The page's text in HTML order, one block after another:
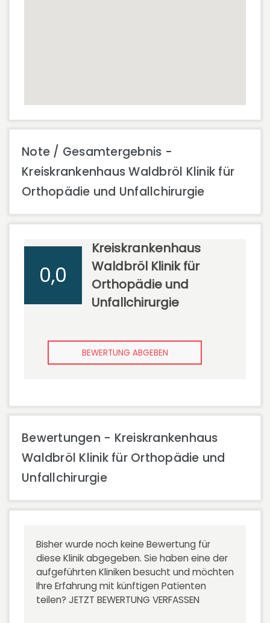
Note / Gesamtergebnis -
Kreiskrankenhaus Waldbröl Klinik für
Orthopädie und Unfallchirurgie
0,0
Kreiskrankenhaus
Waldbröl Klinik für
Orthopädie und
Unfallchirurgie
BEWERTUNG ABGEBEN
Bewertungen - Kreiskrankenhaus
Waldbröl Klinik für Orthopädie und
Unfallchirurgie
Bisher wurde noch keine Bewertung für
diese Klinik abgegeben. Sie haben eine der
aufgeführten Kliniken besucht und möchten
Ihre Erfahrung mit künftigen Patienten
teilen? JETZT BEWERTUNG VERFASSEN